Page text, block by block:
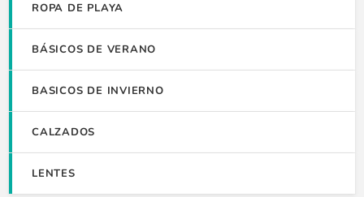
ROPA DE PLAYA
BÁSICOS DE VERANO
BASICOS DE INVIERNO
CALZADOS
LENTES